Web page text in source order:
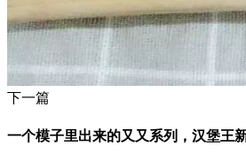
下一篇
一个模子里出来的又又系列，汉堡王